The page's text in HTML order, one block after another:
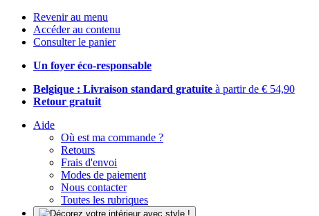
Revenir au menu
Accéder au contenu
Consulter le panier
Un foyer éco-responsable
Belgique : Livraison standard gratuite à partir de € 54,90
Retour gratuit
Aide
Où est ma commande ?
Retours
Frais d'envoi
Modes de paiement
Nous contacter
Toutes les rubriques